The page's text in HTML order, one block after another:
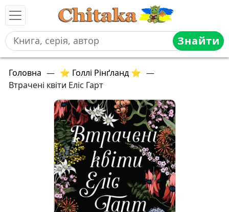
Знайти
Головна — ⭐ Голлі Рінґланд ⭐ —
Втрачені квіти Еліс Гарт